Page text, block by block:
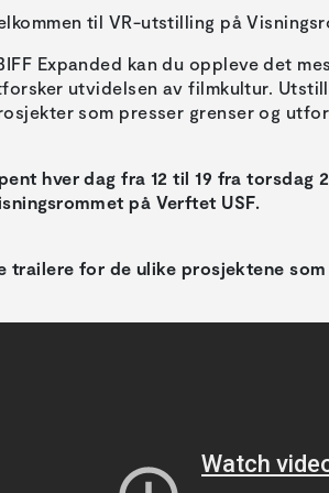
til VR-utstilling på
Expanded kan du oppleve det
utvidelsen av filmkultur.
som presser grenser og
hver dag fra 12 til 19 fra torsdag
på Verftet USF.
trailere for de ulike prosjektene